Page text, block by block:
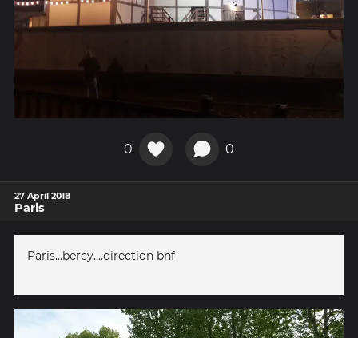
0 0
27 April 2018
Paris
Paris...bercy....direction bnf